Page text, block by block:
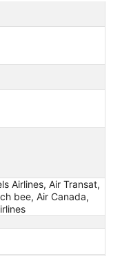
Airlines, Air Transat,
bee, Air Canada,